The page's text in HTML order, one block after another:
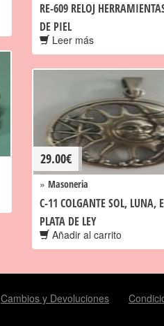
RE-609 RELOJ
DE PIEL
Leer más
29.00€
» Masoneria
C-11 COLGANTE SOL, LUNA,
PLATA DE LEY
Añadir al carrito
Cambios y Devoluciones